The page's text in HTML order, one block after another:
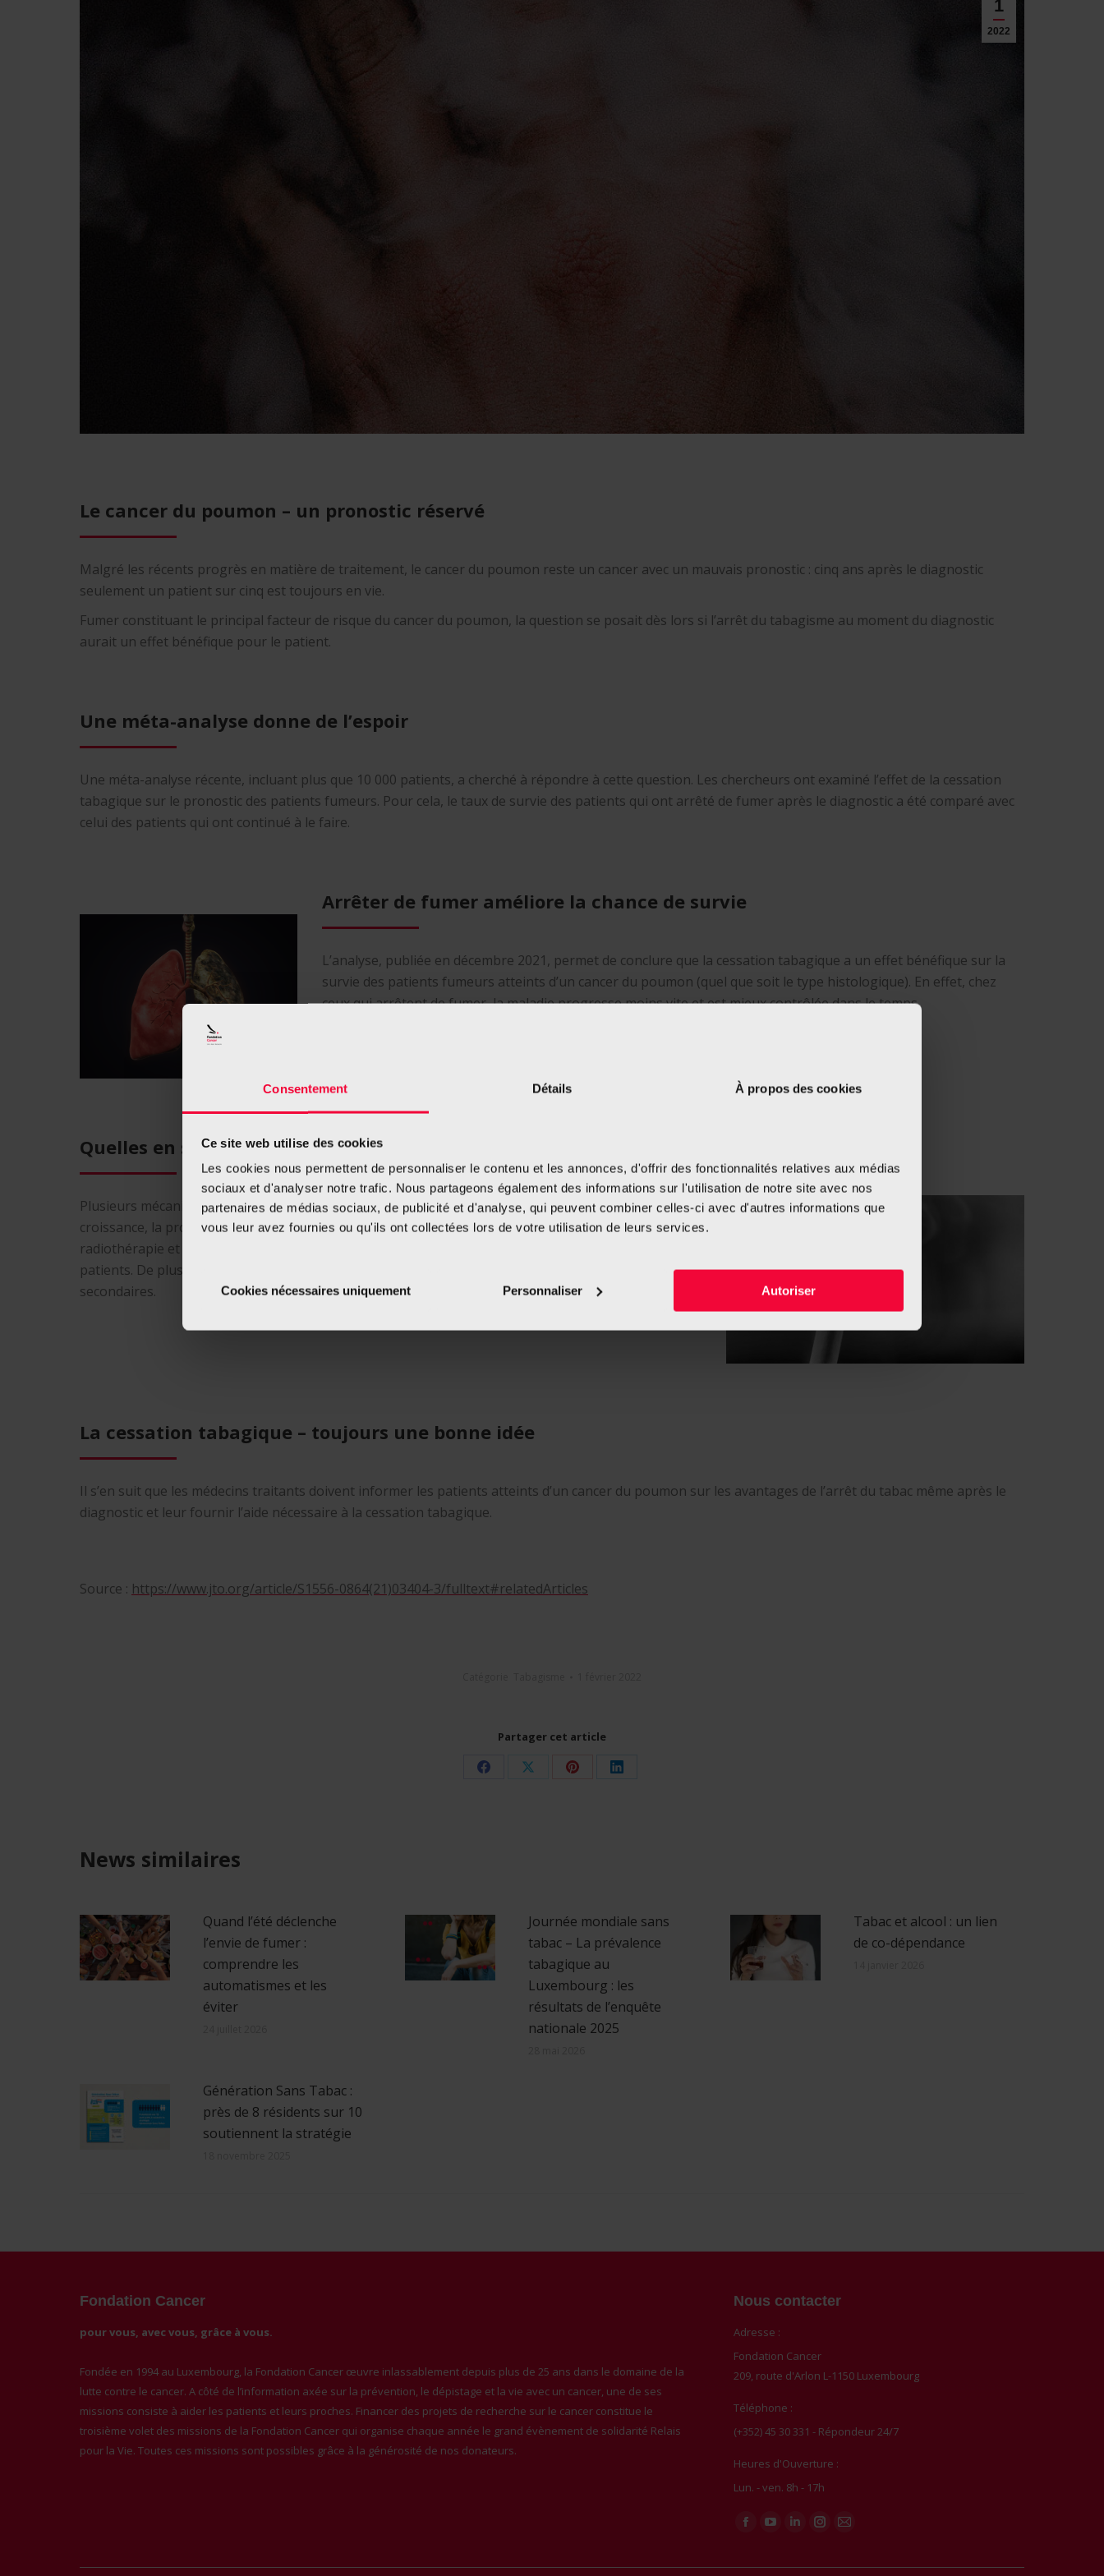
Consentement Détails À propos des cookies
Ce site web utilise des cookies
Les cookies nous permettent de personnaliser le contenu et les annonces, d'offrir des fonctionnalités relatives aux médias
sociaux et d'analyser notre trafic. Nous partageons également des informations sur l'utilisation de notre site avec nos
partenaires de médias sociaux, de publicité et d'analyse, qui peuvent combiner celles-ci avec d'autres informations que
vous leur avez fournies ou qu'ils ont collectées lors de votre utilisation de leurs services.
Cookies nécessaires uniquement Personnaliser Autoriser
1
2022
Le cancer du poumon – un pronostic réservé
Malgré les récents progrès en matière de traitement, le cancer du poumon reste un cancer avec un mauvais pronostic : cinq ans après le diagnostic
seulement un patient sur cinq est toujours en vie.
Fumer constituant le principal facteur de risque du cancer du poumon, la question se posait dès lors si l’arrêt du tabagisme au moment du diagnostic
aurait un effet bénéfique pour le patient.
Une méta-analyse donne de l’espoir
Une méta-analyse récente, incluant plus que 10 000 patients, a cherché à répondre à cette question. Les chercheurs ont examiné l’effet de la cessation
tabagique sur le pronostic des patients fumeurs. Pour cela, le taux de survie des patients qui ont arrêté de fumer après le diagnostic a été comparé avec
celui des patients qui ont continué à le faire.
Arrêter de fumer améliore la chance de survie
L’analyse, publiée en décembre 2021, permet de conclure que la cessation tabagique a un effet bénéfique sur la
survie des patients fumeurs atteints d’un cancer du poumon (quel que soit le type histologique). En effet, chez
ceux qui arrêtent de fumer, la maladie progresse moins vite et est mieux contrôlée dans le temps.
Quelles en sont les explications ?
Plusieurs mécanismes pourraient expliquer ce bénéfice. On sait que la fumée de tabac favorise la
croissance, la progression et la dissémination du cancer. Elle réduit en même temps l’efficacité de la
radiothérapie et de la thérapie systémique, tout en diminuant la tolérance de ces traitements par les
patients. De plus, fumer augmente le risque de complications post-opératoires, ainsi que de cancers
secondaires.
La cessation tabagique – toujours une bonne idée
Il s’en suit que les médecins traitants doivent informer les patients atteints d’un cancer du poumon sur les avantages de l’arrêt du tabac même après le
diagnostic et leur fournir l’aide nécessaire à la cessation tabagique.
Source : https://www.jto.org/article/S1556-0864(21)03404-3/fulltext#relatedArticles
Partager cet article
Share
Share
Share
Share
News similaires
Quand l’été déclenche
l’envie de fumer :
comprendre les
automatismes et les
éviter
Journée mondiale sans
tabac – La prévalence
tabagique au
Luxembourg : les
résultats de l’enquête
nationale 2025
Tabac et alcool : un lien
de co-dépendance
Génération Sans Tabac :
près de 8 résidents sur 10
soutiennent la stratégie
Fondation Cancer
pour vous, avec vous, grâce à vous.
Fondée en 1994 au Luxembourg, la Fondation Cancer œuvre inlassablement depuis plus de 25 ans dans le domaine de la
lutte contre le cancer. A côté de l’information axée sur la prévention, le dépistage et la vie avec un cancer, une de ses
missions consiste à aider les patients et leurs proches. Financer des projets de recherche sur le cancer constitue le
troisième volet des missions de la Fondation Cancer qui organise chaque année le grand évènement de solidarité Relais
pour la Vie. Toutes ces missions sont possibles grâce à la générosité de nos donateurs.
Nous contacter
Adresse :
Fondation Cancer
209, route d'Arlon L-1150 Luxembourg
Téléphone :
(+352) 45 30 331 - Répondeur 24/7
Heures d'Ouverture :
Lun. - ven. 8h - 17h
Trouvez nous sur :
Facebook
LinkedInInstagram
Mail